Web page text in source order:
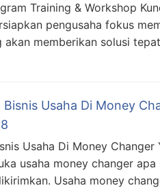
Training & Workshop
pengusaha fokus
memberikan solusi
Usaha Di Money
Usaha Di Money Changer
usaha money changer
Usaha money